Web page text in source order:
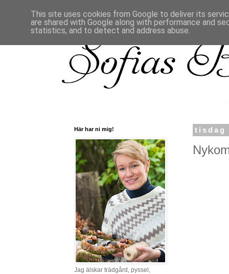
tisdag
Här har ni mig!
Jag älskar trädgård, pyssel,
This site uses cookies from Google to deliver its
are shared with Google along with performance and
statistics, and to detect and address abuse.